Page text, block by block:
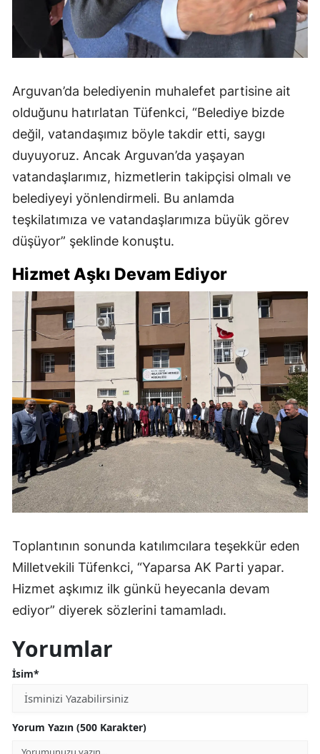
Arguvan’da belediyenin muhalefet partisine ait
olduğunu hatırlatan Tüfenkci, “Belediye bizde
değil, vatandaşımız böyle takdir etti, saygı
duyuyoruz. Ancak Arguvan’da yaşayan
vatandaşlarımız, hizmetlerin takipçisi olmalı ve
belediyeyi yönlendirmeli. Bu anlamda
teşkilatımıza ve vatandaşlarımıza büyük görev
düşüyor” şeklinde konuştu.
Hizmet Aşkı Devam Ediyor
Toplantının sonunda katılımcılara teşekkür eden
Milletvekili Tüfenkci, “Yaparsa AK Parti yapar.
Hizmet aşkımız ilk günkü heyecanla devam
ediyor” diyerek sözlerini tamamladı.
Yorumlar
İsim*
Yorum Yazın (500 Karakter)